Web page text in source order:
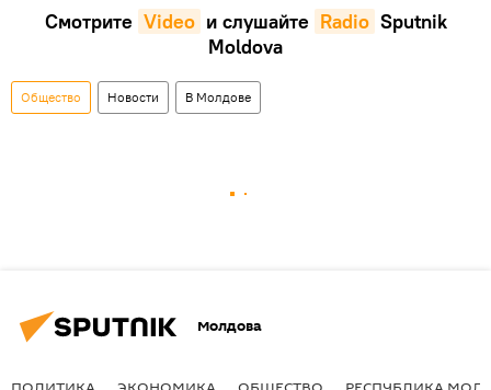
Смотрите Video и слушайте Radio Sputnik
Moldova
Общество Новости В Молдове
Молдова